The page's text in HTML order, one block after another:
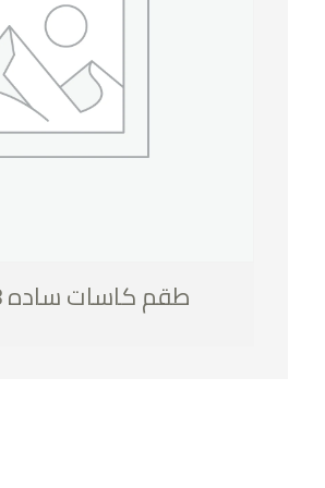
طقم كاسات ساده 18 قطعه